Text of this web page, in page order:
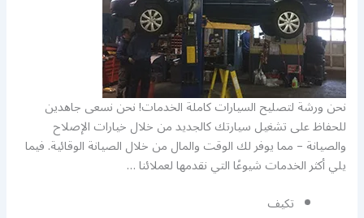
نحن ورشة لتصليح السيارات كاملة الخدمات! نحن نسعى جاهدين
للحفاظ على تشغيل سيارتك كالجديد من خلال خيارات الإصلاح
والصيانة – مما يوفر لك الوقت والمال من خلال الصيانة الوقائية. فيما
يلي أكثر الخدمات شيوعًا التي نقدمها لعملائنا …
تكيف